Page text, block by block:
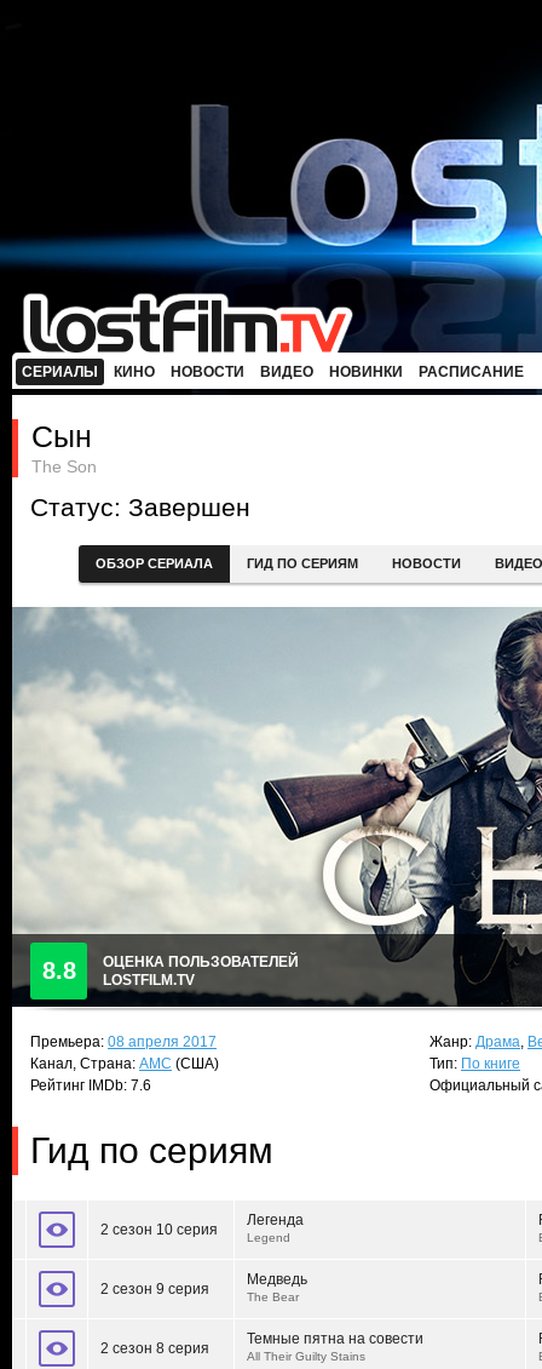
СЕРИАЛЫ КИНО НОВОСТИ ВИДЕО НОВИНКИ РАСПИСАНИЕ
Сын
The Son
Статус: Завершен
ОБЗОР СЕРИАЛА ГИД ПО СЕРИЯМ НОВОСТИ ВИДЕО
8.8
ОЦЕНКА ПОЛЬЗОВАТЕЛЕЙ
LOSTFILM.TV
Премьера: 08 апреля 2017
Канал, Страна: AMC (США)
Рейтинг IMDb: 7.6
Жанр: Драма,
Тип: По книге
Официальный
Гид по сериям
2 сезон 10 серия
Легенда
Legend
2 сезон 9 серия
Медведь
The Bear
2 сезон 8 серия
Темные пятна на совести
All Their Guilty Stains